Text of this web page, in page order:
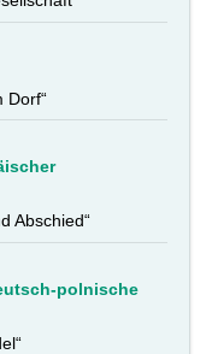
Dorf“
Abschied“
polnische